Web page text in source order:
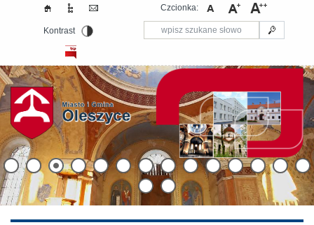
Czcionka:
Kontrast